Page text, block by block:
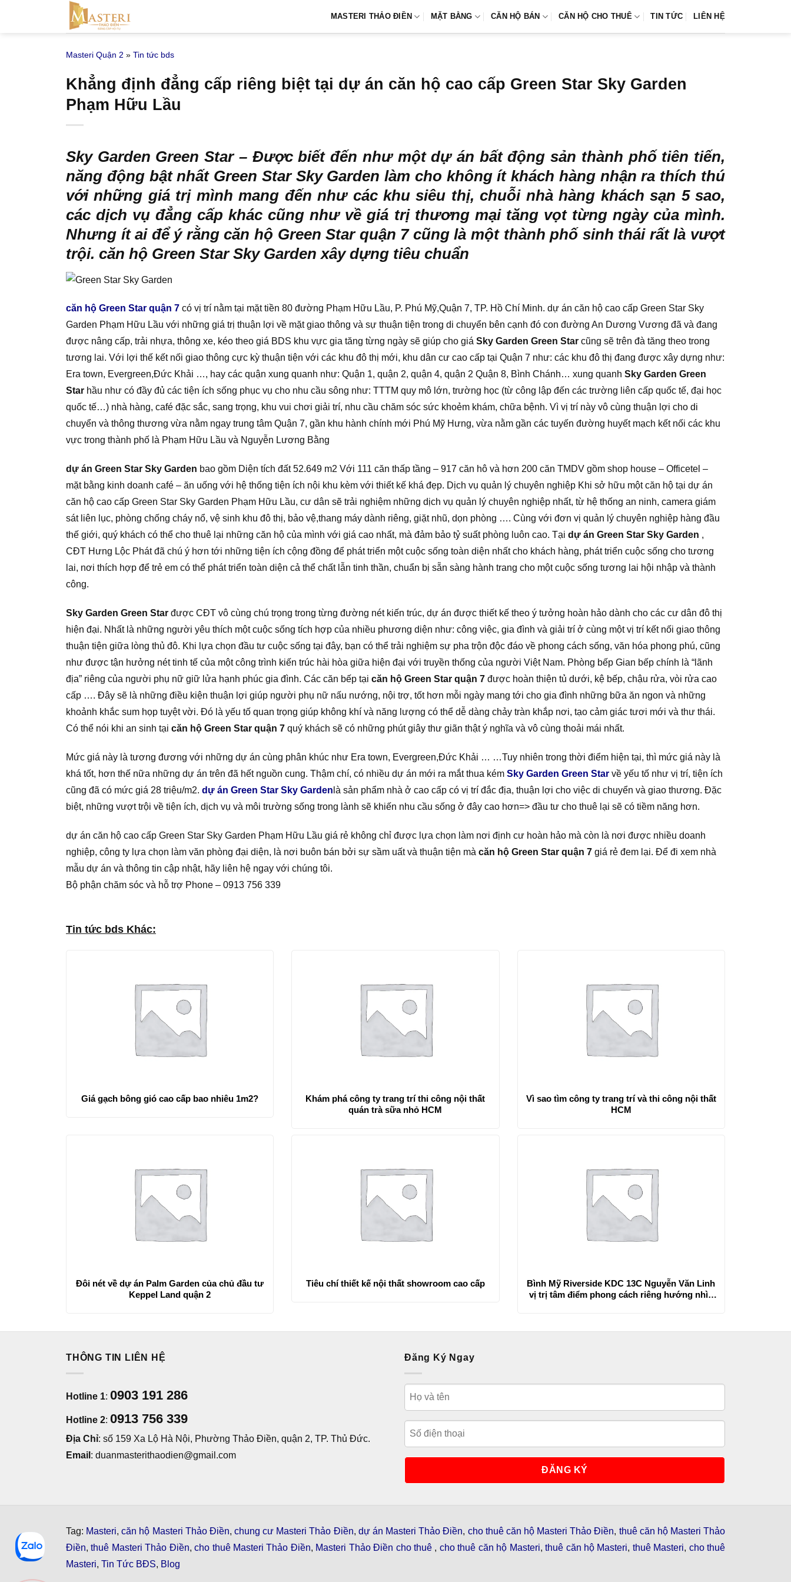
MASTERI THẢO ĐIỀN MẶT BẰNG CĂN HỘ BÁN CĂN HỘ CHO THUÊ TIN TỨC LIÊN HỆ
Masteri Quận 2 » Tin tức bds
Khẳng định đẳng cấp riêng biệt tại dự án căn hộ cao cấp Green Star Sky Garden
Phạm Hữu Lầu
Sky Garden Green Star– Được biết đến như một dự án bất động sản thành phố tiên tiến,
năng động bật nhất Green Star Sky Garden làm cho không ít khách hàng nhận ra thích thú
với những giá trị mình mang đến như các khu siêu thị, chuỗi nhà hàng khách sạn 5 sao,
các dịch vụ đẳng cấp khác cũng như về giá trị thương mại tăng vọt từng ngày của mình.
Nhưng ít ai để ý rằngcăn hộ Green Star quận 7cũng là một thành phố sinh thái rất là vượt
trội. căn hộ Green Star Sky Garden xây dựng tiêu chuẩn
căn hộ Green Star quận 7 có vị trí nằm tại mặt tiền 80 đường Phạm Hữu Lầu, P. Phú Mỹ,Quận 7, TP. Hồ Chí Minh. dự án căn hộ cao cấp Green Star Sky
Garden Phạm Hữu Lầu với những giá trị thuận lợi về mặt giao thông và sự thuận tiện trong di chuyển bên cạnh đó con đường An Dương Vương đã và đang
được nâng cấp, trải nhựa, thông xe, kéo theo giá BDS khu vực gia tăng từng ngày sẽ giúp cho giá Sky Garden Green Star cũng sẽ trên đà tăng theo trong
tương lai. Với lợi thế kết nối giao thông cực kỳ thuận tiện với các khu đô thị mới, khu dân cư cao cấp tại Quận 7 như: các khu đô thị đang được xây dựng như:
Era town, Evergreen,Đức Khải …, hay các quận xung quanh như: Quận 1, quận 2, quận 4, quận 2 Quận 8, Bình Chánh… xung quanh Sky Garden Green
Star hầu như có đầy đủ các tiện ích sống phục vụ cho nhu cầu sông như: TTTM quy mô lớn, trường học (từ công lập đến các trường liên cấp quốc tế, đại học
quốc tế…) nhà hàng, café đặc sắc, sang trọng, khu vui chơi giải trí, nhu cầu chăm sóc sức khoẻm khám, chữa bệnh. Vì vị trí này vô cùng thuận lợi cho di
chuyển và thông thương vừa nằm ngay trung tâm Quận 7, gần khu hành chính mới Phú Mỹ Hưng, vừa nằm gần các tuyến đường huyết mạch kết nối các khu
vực trong thành phố là Phạm Hữu Lầu và Nguyễn Lương Bằng
dự án Green Star Sky Garden bao gồm Diện tích đất 52.649 m2 Với 111 căn thấp tầng – 917 căn hô và hơn 200 căn TMDV gồm shop house – Officetel –
mặt bằng kinh doanh café – ăn uống với hệ thống tiện ích nội khu kèm với thiết kế khá đẹp. Dịch vụ quản lý chuyên nghiệp Khi sở hữu một căn hộ tại dự án
căn hộ cao cấp Green Star Sky Garden Phạm Hữu Lầu, cư dân sẽ trải nghiệm những dịch vụ quản lý chuyên nghiệp nhất, từ hệ thống an ninh, camera giám
sát liên lục, phòng chống cháy nổ, vệ sinh khu đô thị, bảo vệ,thang máy dành riêng, giặt nhũ, dọn phòng …. Cùng với đơn vị quản lý chuyên nghiệp hàng đầu
thế giới, quý khách có thể cho thuê lại những căn hộ của mình với giá cao nhất, mà đảm bảo tỷ suất phòng luôn cao. Tại dự án Green Star Sky Garden ,
CĐT Hưng Lộc Phát đã chú ý hơn tới những tiện ích cộng đồng để phát triển một cuộc sống toàn diện nhất cho khách hàng, phát triển cuộc sống cho tương
lai, nơi thích hợp để trẻ em có thể phát triển toàn diện cả thể chất lẫn tinh thần, chuẩn bị sẵn sàng hành trang cho một cuộc sống tương lai hội nhập và thành
công.
Sky Garden Green Star được CĐT vô cùng chú trọng trong từng đường nét kiến trúc, dự án được thiết kế theo ý tưởng hoàn hảo dành cho các cư dân đô thị
hiện đại. Nhất là những người yêu thích một cuộc sống tích hợp của nhiều phương diện như: công việc, gia đình và giải trí ở cùng một vị trí kết nối giao thông
thuận tiện giữa lòng thủ đô. Khi lựa chọn đầu tư cuộc sống tại đây, bạn có thể trải nghiệm sự pha trộn độc đáo về phong cách sống, văn hóa phong phú, cũng
như được tận hưởng nét tinh tế của một công trình kiến trúc hài hòa giữa hiện đại với truyền thống của người Việt Nam. Phòng bếp Gian bếp chính là “lãnh
địa” riêng của người phụ nữ giữ lửa hạnh phúc gia đình. Các căn bếp tại căn hộ Green Star quận 7 được hoàn thiện tủ dưới, kệ bếp, chậu rửa, vòi rửa cao
cấp …. Đây sẽ là những điều kiện thuận lợi giúp người phụ nữ nấu nướng, nội trợ, tốt hơn mỗi ngày mang tới cho gia đình những bữa ăn ngon và những
khoảnh khắc sum họp tuyệt vời. Đó là yếu tố quan trọng giúp không khí và năng lượng có thể dễ dàng chảy tràn khắp nơi, tạo cảm giác tươi mới và thư thái.
Có thể nói khi an sinh tại căn hộ Green Star quận 7 quý khách sẽ có những phút giây thư giãn thật ý nghĩa và vô cùng thoải mái nhất.
Mức giá này là tương đương với những dự án cùng phân khúc như Era town, Evergreen,Đức Khải … …Tuy nhiên trong thời điểm hiện tại, thì mức giá này là
khá tốt, hơn thế nữa những dự án trên đã hết nguồn cung. Thậm chí, có nhiều dự án mới ra mắt thua kém Sky Garden Green Star về yếu tố như vị trí, tiện ích
cũng đã có mức giá 28 triệu/m2. dự án Green Star Sky Garden là sản phẩm nhà ở cao cấp có vị trí đắc địa, thuận lợi cho việc di chuyển và giao thương. Đặc
biệt, những vượt trội về tiện ích, dịch vụ và môi trường sống trong lành sẽ khiến nhu cầu sống ở đây cao hơn=> đầu tư cho thuê lại sẽ có tiềm năng hơn.
dự án căn hộ cao cấp Green Star Sky Garden Phạm Hữu Lầu giá rẻ không chỉ được lựa chọn làm nơi định cư hoàn hảo mà còn là nơi được nhiều doanh
nghiệp, công ty lựa chọn làm văn phòng đại diện, là nơi buôn bán bởi sự sầm uất và thuận tiện mà căn hộ Green Star quận 7 giá rẻ đem lại. Để đi xem nhà
mẫu dự án và thông tin cập nhật, hãy liên hệ ngay với chúng tôi.
Bộ phận chăm sóc và hỗ trợ Phone – 0913 756 339
Tin tức bds Khác:
Giá gạch bông gió cao cấp bao nhiêu 1m2?
Khám phá công ty trang trí thi công nội thất
quán trà sữa nhỏ HCM
Vì sao tìm công ty trang trí và thi công nội thất
HCM
Đôi nét về dự án Palm Garden của chủ đầu tư
Keppel Land quận 2
Tiêu chí thiết kế nội thất showroom cao cấp
Bình Mỹ Riverside KDC 13C Nguyễn Văn Linh
vị trị tâm điểm phong cách riêng hướng nhìn
THÔNG TIN LIÊN HỆ
Hotline 1: 0903 191 286
Hotline 2: 0913 756 339
Địa Chỉ: số 159 Xa Lộ Hà Nội, Phường Thảo Điền, quận 2, TP. Thủ Đức.
Email : duanmasterithaodien@gmail.com
Đăng Ký Ngay
Tag: Masteri,căn hộ Masteri Thảo Điền,chung cư Masteri Thảo Điền, dự án Masteri Thảo Điền, cho thuê căn hộ Masteri Thảo Điền, thuê căn hộ Masteri Thảo
Điền,thuê Masteri Thảo Điền,cho thuê Masteri Thảo Điền, Masteri Thảo Điền cho thuê , cho thuê căn hộ Masteri,thuê căn hộ Masteri, thuê Masteri, cho thuê
Masteri, Tin Tức BĐS, Blog